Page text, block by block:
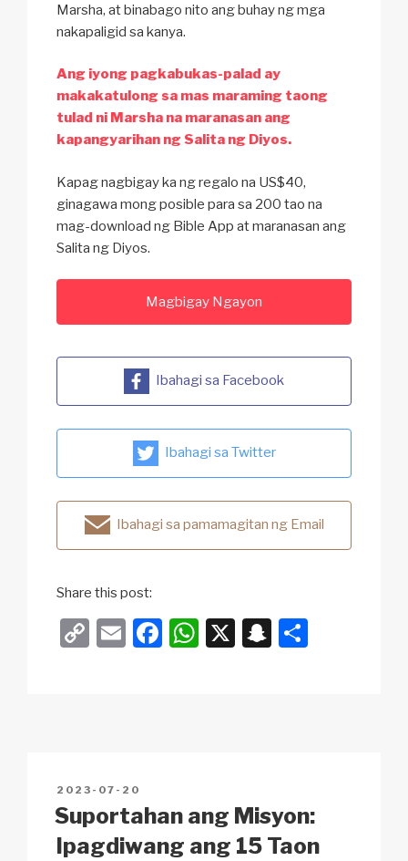
Marsha, at binabago nito ang buhay ng mga
nakapaligid sa kanya.
Ang iyong pagkabukas-palad ay
makakatulong sa mas maraming taong
tulad ni Marsha na maranasan ang
kapangyarihan ng Salita ng Diyos.
Kapag nagbigay ka ng regalo na US$40,
ginagawa mong posible para sa 200 tao na
mag-download ng Bible App at maranasan ang
Salita ng Diyos.
Magbigay Ngayon
Ibahagi sa Facebook
Ibahagi sa Twitter
Ibahagi sa pamamagitan ng Email
Share this post:
C
n
k
E
F
o
k
W
p
X
S
at
POSTED
ON
2023-07-20
Suportahan ang Misyon:
Ipagdiwang ang 15 Taon